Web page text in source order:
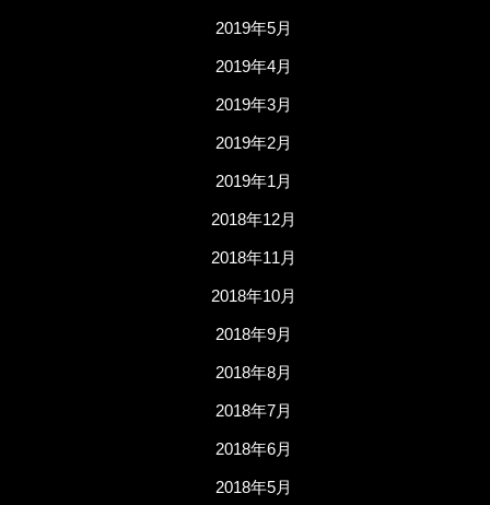
2019年5月
2019年4月
2019年3月
2019年2月
2019年1月
2018年12月
2018年11月
2018年10月
2018年9月
2018年8月
2018年7月
2018年6月
2018年5月